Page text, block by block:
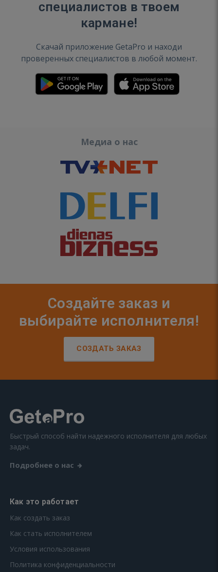
специалистов в твоем
кармане!
Скачай приложение GetaPro и находи
проверенных специалистов в любой момент.
Медиа о нас
Создайте заказ и
выбирайте исполнителя!
СОЗДАТЬ ЗАКАЗ
Быстрый способ найти надежного исполнителя для любых
задач.
Подробнее о нас
Как это работает
Как создать заказ
Как стать исполнителем
Условия использования
Политика конфиденциальности